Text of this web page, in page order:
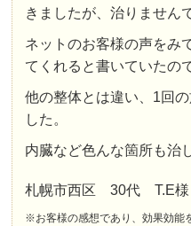
きましたが、治りません
ネットのお客様の声をみ
てくれると書いていたの
他の整体とは違い、1回
した。
内臓など色んな箇所も治
札幌市西区 30代 T.E様
※お客様の感想であり、効果効能